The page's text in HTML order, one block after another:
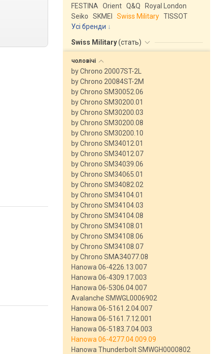
FESTINA
Orient Q&Q
Royal London
Seiko
SKMEI Swiss Military TISSOT
Усі бренди
Swiss Military(стать)
чоловічі
by Chrono 20007ST-2L
by Chrono 20084ST-2M
by Chrono SM30052.06
by Chrono SM30200.01
by Chrono SM30200.03
by Chrono SM30200.08
by Chrono SM30200.10
by Chrono SM34012.01
by Chrono SM34012.07
by Chrono SM34039.06
by Chrono SM34065.01
by Chrono SM34082.02
by Chrono SM34104.01
by Chrono SM34104.03
by Chrono SM34104.08
by Chrono SM34108.01
by Chrono SM34108.06
by Chrono SM34108.07
by Chrono SMA34077.08
Hanowa 06-4226.13.007
Hanowa 06-4309.17.003
Hanowa 06-5306.04.007
Avalanche SMWGL0006902
Hanowa 06-5161.2.04.007
Hanowa 06-5161.7.12.001
Hanowa 06-5183.7.04.003
Hanowa 06-4277.04.009.09
Hanowa Thunderbolt SMWGH0000802